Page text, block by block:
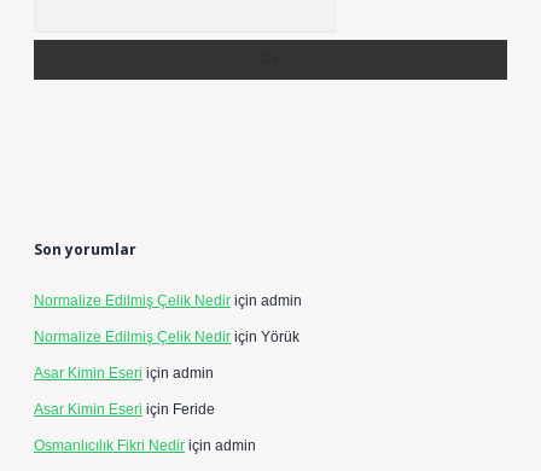
Son yorumlar
Normalize Edilmiş Çelik Nedir için admin
Normalize Edilmiş Çelik Nedir için Yörük
Asar Kimin Eseri için admin
Asar Kimin Eseri için Feride
Osmanlıcılık Fikri Nedir için admin